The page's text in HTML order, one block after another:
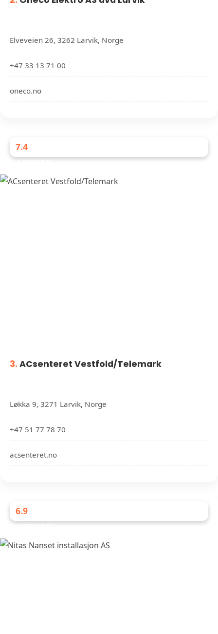
Elveveien 26, 3262 Larvik, Norge
+47 33 13 71 00
oneco.no
7.4
3. ACsenteret Vestfold/Telemark
Løkka 9, 3271 Larvik, Norge
+47 51 77 78 70
acsenteret.no
6.9